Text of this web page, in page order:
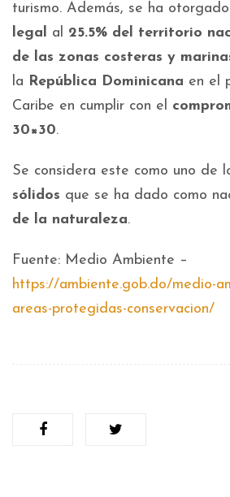
turismo. Además, se ha otorgado
legal al 25.5% del territorio
de las zonas costeras y
la República Dominicana en el
Caribe en cumplir con el
30×30.
Se considera este como uno de
sólidos que se ha dado como
de la naturaleza.
Fuente: Medio Ambiente –
https://ambiente.gob.do/medio-
areas-protegidas-conservacion/